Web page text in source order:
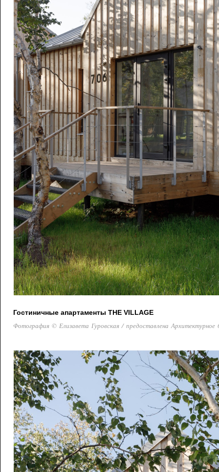
Гостиничные апартаменты THE VILLAGE
Фотография © Елизавета Гуровская / предоставлена Архитектурное